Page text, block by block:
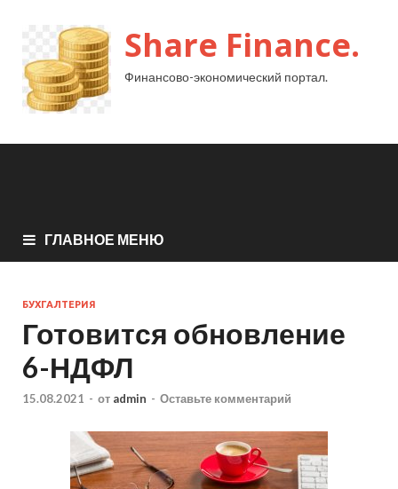
Share Finance.
Финансово-экономический портал.
ГЛАВНОЕ МЕНЮ
БУХГАЛТЕРИЯ
Готовится обновление
6-НДФЛ
15.08.2021 - от admin - Оставьте комментарий